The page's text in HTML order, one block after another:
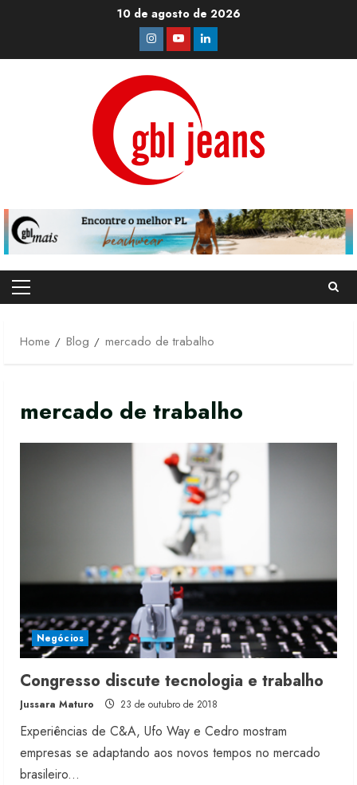
10 de agosto de 2026
Instagram
YoutubeLinkedin
Primary
Home
Blog mercado de trabalho
mercado de trabalho
Negócios
Congresso discute tecnologia e trabalho
Jussara Maturo 23 de outubro de 2018
Experiências de C&A, Ufo Way e Cedro mostram
empresas se adaptando aos novos tempos no mercado
brasileiro...